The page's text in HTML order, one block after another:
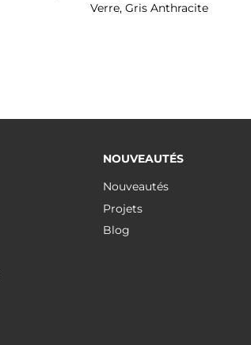
Verre, Gris Anthracite
NOUVEAUTÉS
Nouveautés
Projets
Blog